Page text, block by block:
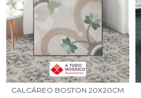
CALCÁREO BOSTON 20X20CM